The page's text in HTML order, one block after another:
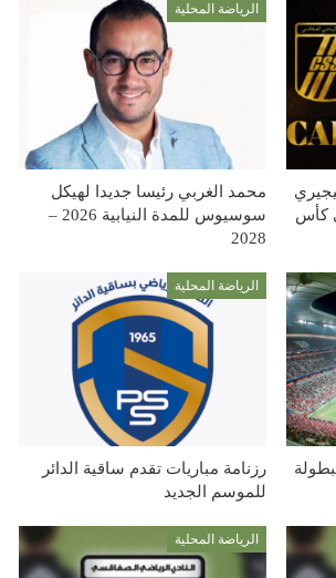
كأس
الرياضة المحلية
محمد الغربي رئيسا جديدا لهيكل
سوسيوس للمدة النيابية 2026 –
2028
الرياضة المحلية
رزنامة مباريات تقدم ساقية الدائر
للموسم الجديد
الرياضة المحلية